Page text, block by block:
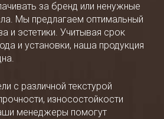
за бренд или ненужные
Мы предлагаем оптимальный
и эстетики. Учитывая срок
и установки, наша продукция
с различной текстурой
износостойкости
менеджеры помогут